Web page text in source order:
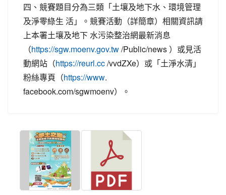
四、競賽題目分為三類「土壤及地下水、環境管理
及淨零綠生 活」。競賽活動（詳簡章）相關資訊請
上本署土壤及地下 水污染整治網最新消息
（https://sgw.moenv.gov.tw /Public/news ）或見活
動網站（https://reurl.cc /vvdZXe）或「土淨水清」
粉絲專頁（https://www.
facebook.com/sgwmoenv）。